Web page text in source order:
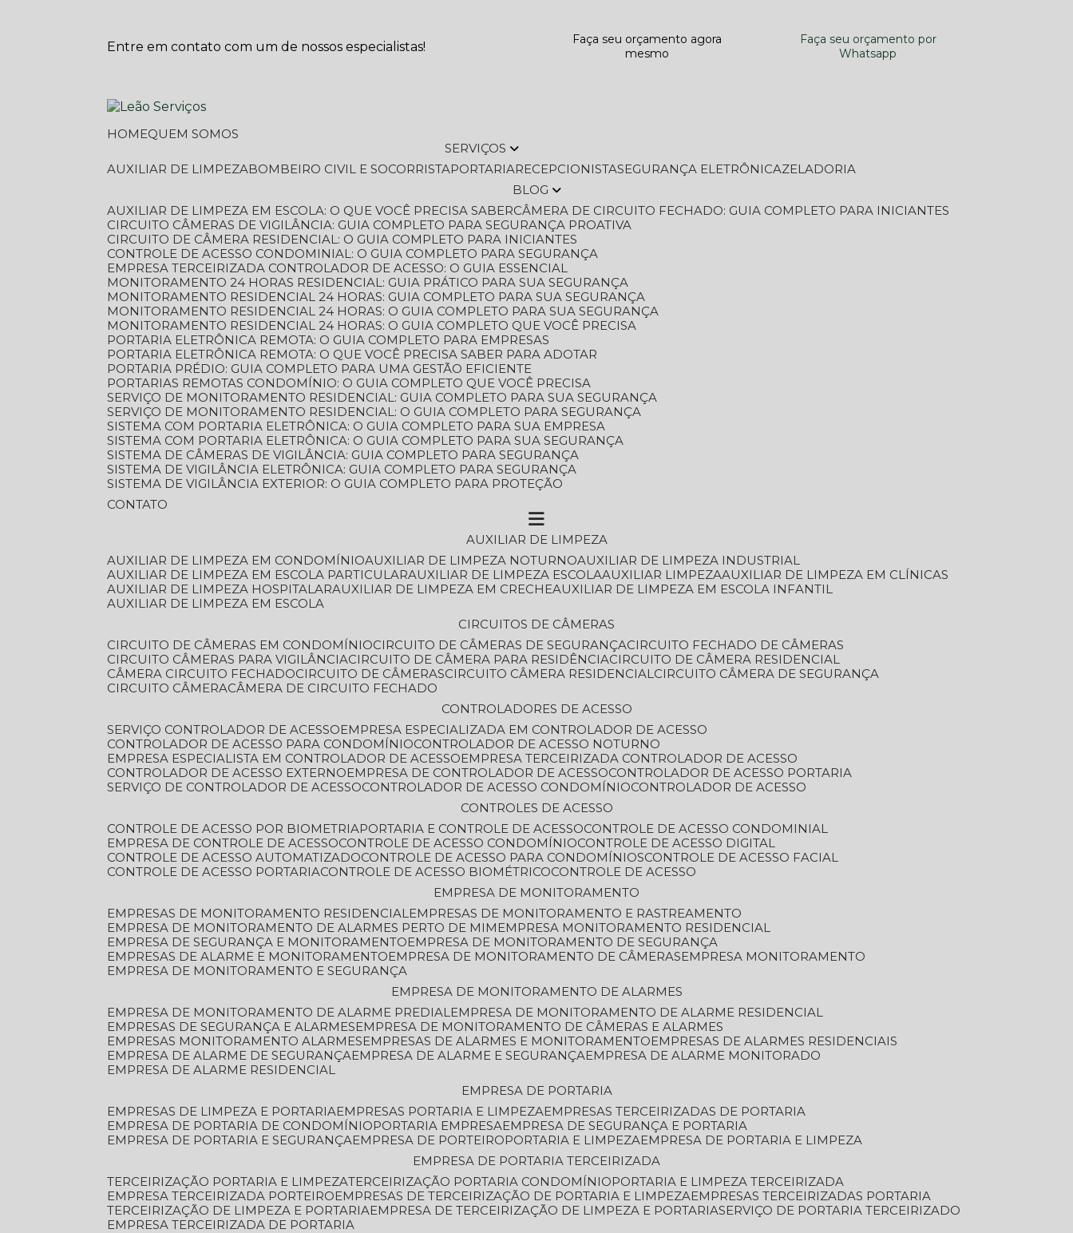
Entre em contato com um de nossos especialistas!
Faça seu orçamento agora
mesmo
Faça seu orçamento por
Whatsapp
HOME
QUEM SOMOS
SERVIÇOS
AUXILIAR DE LIMPEZA
BOMBEIRO CIVIL E SOCORRISTA PORTARIA RECEPCIONISTA SEGURANÇA ELETRÔNICA
ZELADORIA
BLOG
AUXILIAR DE LIMPEZA EM ESCOLA: O QUE VOCÊ PRECISA SABER
CÂMERA DE CIRCUITO FECHADO: GUIA COMPLETO PARA INICIANTES
CIRCUITO CÂMERAS DE VIGILÂNCIA: GUIA COMPLETO PARA SEGURANÇA PROATIVA
CIRCUITO DE CÂMERA RESIDENCIAL: O GUIA COMPLETO PARA INICIANTES
CONTROLE DE ACESSO CONDOMINIAL: O GUIA COMPLETO PARA SEGURANÇA
EMPRESA TERCEIRIZADA CONTROLADOR DE ACESSO: O GUIA ESSENCIAL
MONITORAMENTO 24 HORAS RESIDENCIAL: GUIA PRÁTICO PARA SUA SEGURANÇA
MONITORAMENTO RESIDENCIAL 24 HORAS: GUIA COMPLETO PARA SUA SEGURANÇA
MONITORAMENTO RESIDENCIAL 24 HORAS: O GUIA COMPLETO PARA SUA SEGURANÇA
MONITORAMENTO RESIDENCIAL 24 HORAS: O GUIA COMPLETO QUE VOCÊ PRECISA
PORTARIA ELETRÔNICA REMOTA: O GUIA COMPLETO PARA EMPRESAS
PORTARIA ELETRÔNICA REMOTA: O QUE VOCÊ PRECISA SABER PARA ADOTAR
PORTARIA PRÉDIO: GUIA COMPLETO PARA UMA GESTÃO EFICIENTE
PORTARIAS REMOTAS CONDOMÍNIO: O GUIA COMPLETO QUE VOCÊ PRECISA
SERVIÇO DE MONITORAMENTO RESIDENCIAL: GUIA COMPLETO PARA SUA SEGURANÇA
SERVIÇO DE MONITORAMENTO RESIDENCIAL: O GUIA COMPLETO PARA SEGURANÇA
SISTEMA COM PORTARIA ELETRÔNICA: O GUIA COMPLETO PARA SUA EMPRESA
SISTEMA COM PORTARIA ELETRÔNICA: O GUIA COMPLETO PARA SUA SEGURANÇA
SISTEMA DE CÂMERAS DE VIGILÂNCIA: GUIA COMPLETO PARA SEGURANÇA
SISTEMA DE VIGILÂNCIA ELETRÔNICA: GUIA COMPLETO PARA SEGURANÇA
SISTEMA DE VIGILÂNCIA EXTERIOR: O GUIA COMPLETO PARA PROTEÇÃO
CONTATO
AUXILIAR DE LIMPEZA
AUXILIAR DE LIMPEZA EM CONDOMÍNIO
AUXILIAR DE LIMPEZA NOTURNO
AUXILIAR DE LIMPEZA INDUSTRIAL
AUXILIAR DE LIMPEZA EM ESCOLA PARTICULAR
AUXILIAR DE LIMPEZA ESCOLA AUXILIAR LIMPEZA
AUXILIAR DE LIMPEZA EM CLÍNICAS
AUXILIAR DE LIMPEZA HOSPITALAR
AUXILIAR DE LIMPEZA EM CRECHE
AUXILIAR DE LIMPEZA EM ESCOLA INFANTIL
AUXILIAR DE LIMPEZA EM ESCOLA
CIRCUITOS DE CÂMERAS
CIRCUITO DE CÂMERAS EM CONDOMÍNIO
CIRCUITO DE CÂMERAS DE SEGURANÇA
CIRCUITO FECHADO DE CÂMERAS
CIRCUITO CÂMERAS PARA VIGILÂNCIA
CIRCUITO DE CÂMERA PARA RESIDÊNCIA
CIRCUITO DE CÂMERA RESIDENCIAL
CÂMERA CIRCUITO FECHADO
CIRCUITO DE CÂMERAS CIRCUITO CÂMERA RESIDENCIAL
CIRCUITO CÂMERA DE SEGURANÇA
CIRCUITO CÂMERA
CÂMERA DE CIRCUITO FECHADO
CONTROLADORES DE ACESSO
SERVIÇO CONTROLADOR DE ACESSO
EMPRESA ESPECIALIZADA EM CONTROLADOR DE ACESSO
CONTROLADOR DE ACESSO PARA CONDOMÍNIO
CONTROLADOR DE ACESSO NOTURNO
EMPRESA ESPECIALISTA EM CONTROLADOR DE ACESSO
EMPRESA TERCEIRIZADA CONTROLADOR DE ACESSO
CONTROLADOR DE ACESSO EXTERNO
EMPRESA DE CONTROLADOR DE ACESSO
CONTROLADOR DE ACESSO PORTARIA
SERVIÇO DE CONTROLADOR DE ACESSO
CONTROLADOR DE ACESSO CONDOMÍNIO
CONTROLADOR DE ACESSO
CONTROLES DE ACESSO
CONTROLE DE ACESSO POR BIOMETRIA
PORTARIA E CONTROLE DE ACESSO
CONTROLE DE ACESSO CONDOMINIAL
EMPRESA DE CONTROLE DE ACESSO
CONTROLE DE ACESSO CONDOMÍNIO
CONTROLE DE ACESSO DIGITAL
CONTROLE DE ACESSO AUTOMATIZADO
CONTROLE DE ACESSO PARA CONDOMÍNIOS
CONTROLE DE ACESSO FACIAL
CONTROLE DE ACESSO PORTARIA CONTROLE DE ACESSO BIOMÉTRICO
CONTROLE DE ACESSO
EMPRESA DE MONITORAMENTO
EMPRESAS DE MONITORAMENTO RESIDENCIAL
EMPRESAS DE MONITORAMENTO E RASTREAMENTO
EMPRESA DE MONITORAMENTO DE ALARMES PERTO DE MIM
EMPRESA MONITORAMENTO RESIDENCIAL
EMPRESA DE SEGURANÇA E MONITORAMENTO
EMPRESA DE MONITORAMENTO DE SEGURANÇA
EMPRESAS DE ALARME E MONITORAMENTO
EMPRESA DE MONITORAMENTO DE CÂMERAS
EMPRESA MONITORAMENTO
EMPRESA DE MONITORAMENTO E SEGURANÇA
EMPRESA DE MONITORAMENTO DE ALARMES
EMPRESA DE MONITORAMENTO DE ALARME PREDIAL
EMPRESA DE MONITORAMENTO DE ALARME RESIDENCIAL
EMPRESAS DE SEGURANÇA E ALARMES
EMPRESA DE MONITORAMENTO DE CÂMERAS E ALARMES
EMPRESAS MONITORAMENTO ALARMES
EMPRESAS DE ALARMES E MONITORAMENTO
EMPRESAS DE ALARMES RESIDENCIAIS
EMPRESA DE ALARME DE SEGURANÇA
EMPRESA DE ALARME E SEGURANÇA
EMPRESA DE ALARME MONITORADO
EMPRESA DE ALARME RESIDENCIAL
EMPRESA DE PORTARIA
EMPRESAS DE LIMPEZA E PORTARIA
EMPRESAS PORTARIA E LIMPEZA
EMPRESAS TERCEIRIZADAS DE PORTARIA
EMPRESA DE PORTARIA DE CONDOMÍNIO
PORTARIA EMPRESA
EMPRESA DE SEGURANÇA E PORTARIA
EMPRESA DE PORTARIA E SEGURANÇA
EMPRESA DE PORTEIRO PORTARIA E LIMPEZA
EMPRESA DE PORTARIA E LIMPEZA
EMPRESA DE PORTARIA TERCEIRIZADA
TERCEIRIZAÇÃO PORTARIA E LIMPEZA TERCEIRIZAÇÃO PORTARIA CONDOMÍNIO
PORTARIA E LIMPEZA TERCEIRIZADA
EMPRESA TERCEIRIZADA PORTEIRO
EMPRESAS DE TERCEIRIZAÇÃO DE PORTARIA E LIMPEZA
EMPRESAS TERCEIRIZADAS PORTARIA
TERCEIRIZAÇÃO DE LIMPEZA E PORTARIA
EMPRESA DE TERCEIRIZAÇÃO DE LIMPEZA E PORTARIA SERVIÇO DE PORTARIA TERCEIRIZADO
EMPRESA TERCEIRIZADA DE PORTARIA